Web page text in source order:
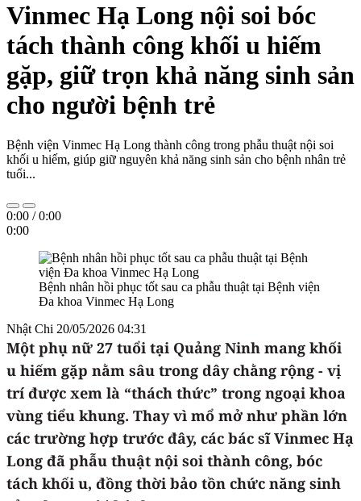
Vinmec Hạ Long nội soi bóc
tách thành công khối u hiếm
gặp, giữ trọn khả năng sinh sản
cho người bệnh trẻ
Bệnh viện Vinmec Hạ Long thành công trong phẫu thuật nội soi
khối u hiếm, giúp giữ nguyên khả năng sinh sản cho bệnh nhân trẻ
tuổi...
0:00 /0:00
0:00
Bệnh nhân hồi phục tốt sau ca phẫu thuật tại Bệnh viện
Đa khoa Vinmec Hạ Long
Nhật Chi 20/05/2026 04:31
Một phụ nữ 27 tuổi tại Quảng Ninh mang khối
u hiếm gặp nằm sâu trong dây chằng rộng - vị
trí được xem là “thách thức” trong ngoại khoa
vùng tiểu khung. Thay vì mổ mở như phần lớn
các trường hợp trước đây, các bác sĩ Vinmec Hạ
Long đã phẫu thuật nội soi thành công, bóc
tách khối u, đồng thời bảo tồn chức năng sinh